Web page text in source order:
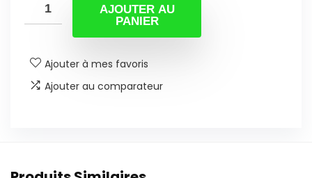
AJOUTER AU
PANIER
Ajouter à mes favoris
Ajouter au comparateur